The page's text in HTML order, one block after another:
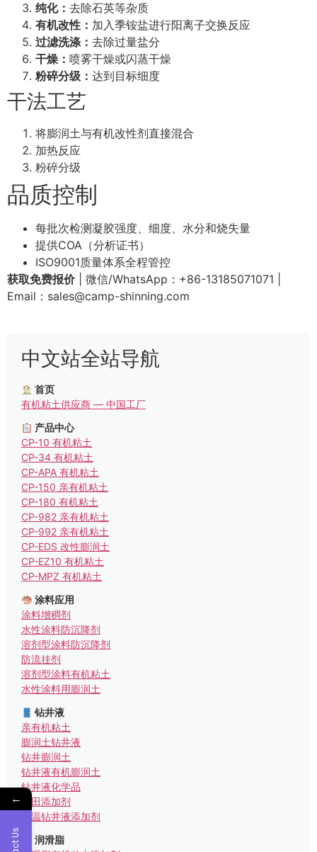
纯化： 去除石英等杂质
有机改性： 加入季铵盐进行阳离子交换反应
过滤洗涤： 去除过量盐分
干燥： 喷雾干燥或闪蒸干燥
粉碎分级： 达到目标细度
干法工艺
将膨润土与有机改性剂直接混合
加热反应
粉碎分级
品质控制
每批次检测凝胶强度、细度、水分和烧失量
提供COA（分析证书）
ISO9001质量体系全程管控
获取免费报价| 微信/WhatsApp：+86-13185071071 |
Email： sales@camp-shinning.com
中文站全站导航
首页
有机粘土供应商 — 中国工厂
产品中心
CP-10 有机粘土
CP-34 有机粘土
CP-APA 有机粘土
CP-150 亲有机粘土
CP-180 有机粘土
CP-982 亲有机粘土
CP-992 亲有机粘土
CP-EDS 改性膨润土
CP-EZ10 有机粘土
CP-MPZ 有机粘土
涂料应用
涂料增稠剂
水性涂料防沉降剂
溶剂型涂料防沉降剂
防流挂剂
溶剂型涂料有机粘土
水性涂料用膨润土
钻井液
亲有机粘土
膨润土钻井液
钻井膨润土
钻井液有机膨润土
钻井液化学品
油田添加剂
高温钻井液添加剂
润滑脂
←